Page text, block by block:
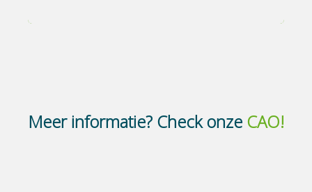
Meer informatie? Check onze CAO!